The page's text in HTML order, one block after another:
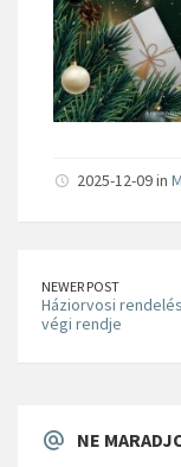
2025-12-09 in
NEWER POST
Háziorvosi
végi rendje
NE